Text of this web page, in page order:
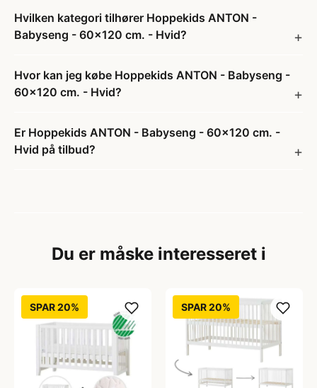
Hvilken kategori tilhører Hoppekids ANTON -
Babyseng - 60x120 cm. - Hvid?
Hvor kan jeg købe Hoppekids ANTON - Babyseng -
60x120 cm. - Hvid?
Er Hoppekids ANTON - Babyseng - 60x120 cm. -
Hvid på tilbud?
Du er måske interesseret i
SPAR 20% SPAR 20%